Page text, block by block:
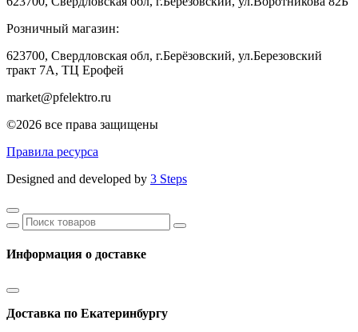
Розничный магазин:
623700, Свердловская обл, г.Берёзовский, ул.Березовский
тракт 7А, ТЦ Ерофей
market@pfelektro.ru
©2026 все права защищены
Правила ресурса
Designed and developed by 3 Steps
Информация о доставке
Доставка по Екатеринбургу